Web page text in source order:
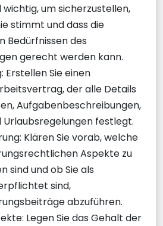
wichtig, um sicherzustellen,
stimmt und dass die
Bedürfnissen des
gerecht werden kann.
Sie einen
der alle Details
Aufgabenbeschreibungen,
Urlaubsregelungen festlegt.
Klären Sie vorab, welche
Aspekte zu
sind und ob Sie als
sind,
abzuführen.
Legen Sie das Gehalt der